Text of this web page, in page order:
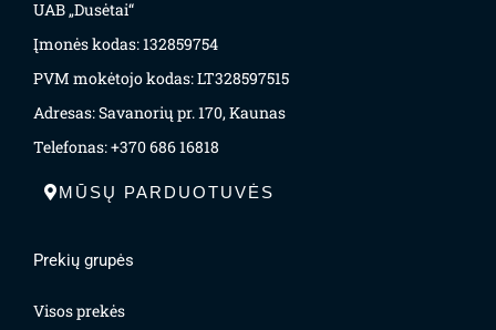
UAB „Dusėtai“
Įmonės kodas: 132859754
PVM mokėtojo kodas: LT328597515
Adresas: Savanorių pr. 170, Kaunas
Telefonas: +370 686 16818
MŪSŲ PARDUOTUVĖS
Prekių grupės
Visos prekės